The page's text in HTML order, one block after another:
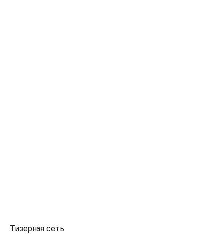
Тизерная сеть